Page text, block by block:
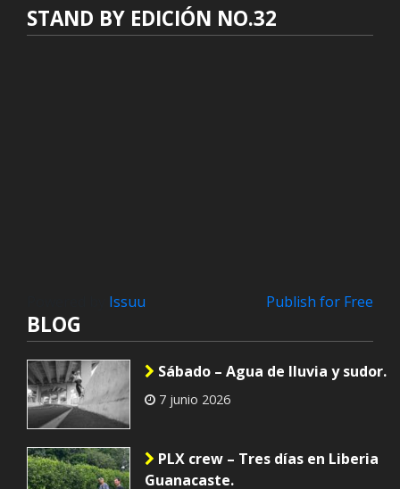
STAND BY EDICIÓN NO.32
Issuu Publish for Free
BLOG
Sábado – Agua de lluvia y sudor.
7 junio 2026
PLX crew – Tres días en Liberia
Guanacaste.